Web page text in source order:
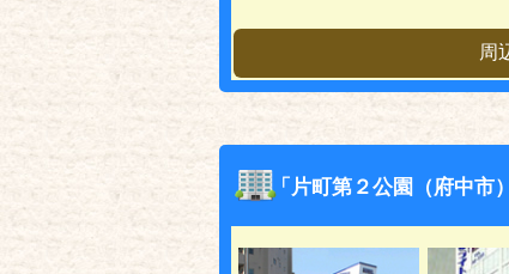
周
「片町第２公園（府中市